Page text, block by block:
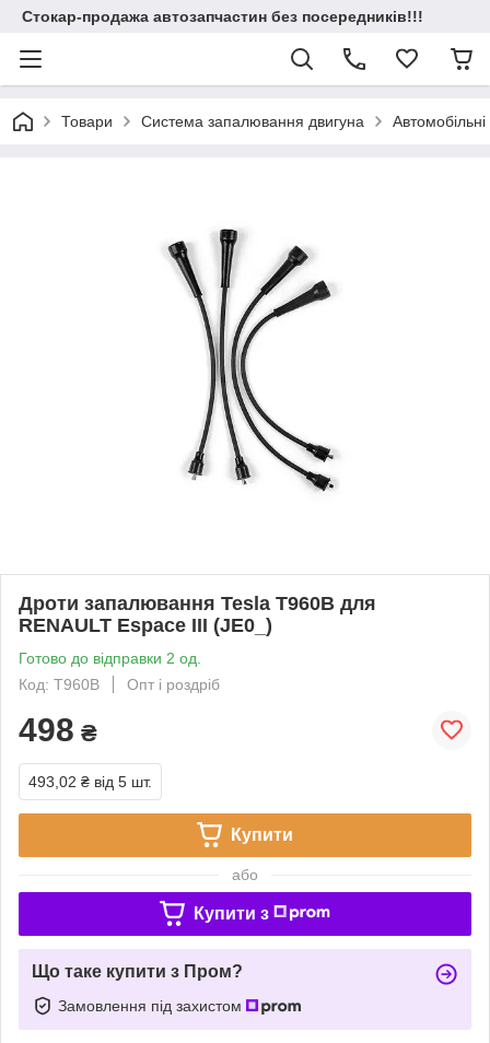
Стокар-продажа автозапчастин без посередників!!!
Товари Система запалювання двигуна
Дроти запалювання Tesla T960B для
RENAULT Espace III (JE0_)
Готово до відправки 2 од.
Код: T960B
Опт і роздріб
498 ₴
493,02 ₴ від 5 шт.
Купити
або
Купити з
Що таке купити з Пром?
Замовлення під захистом